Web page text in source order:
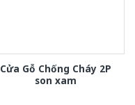
Cửa Gỗ Chống Cháy 2P
son xam